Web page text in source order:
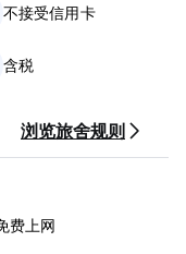
、Master）
不接受信用卡
含税
浏览旅舍规则
费上网